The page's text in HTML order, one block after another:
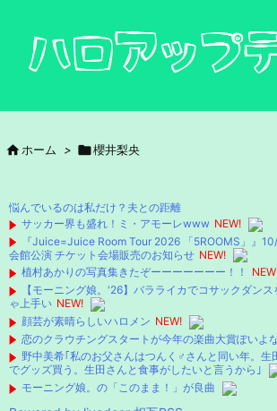
 ホーム > 櫻井梨央
悩んでいるのは私だけ？夫との距離
サッカー界も盛れ！ミ・アモーレwww NEW!
『Juice=Juice Room Tour 2026 「5ROOMS」』
会館公演 チケット会場販売のお知らせ NEW!
植村あかりの写真集きたぞーーーーーーー！！
【モーニング娘。'26】バラライカでコサックダン
ゃ上手い NEW!
顔芸が素晴らしいハロメン NEW!
恋のクラウチングスタートが今年の楽曲大賞ぽいよ
野中美希｢私のお父さんはつんく♂さんと同い年。生
でグッズ買う。生田さんと食事がしたいと言うから｣
モーニング娘。の「このまま！」が良曲